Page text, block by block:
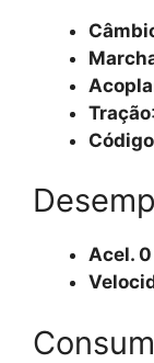
Tração
Acel.